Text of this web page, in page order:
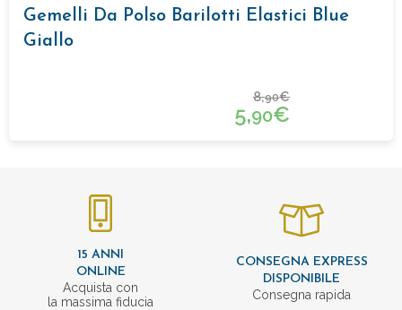
Gemelli Da Polso Barilotti Elastici Blue
Giallo
8,90€
5,90€
15 ANNI
ONLINE
Acquista con
la massima fiducia
CONSEGNA EXPRESS
DISPONIBILE
Consegna rapida